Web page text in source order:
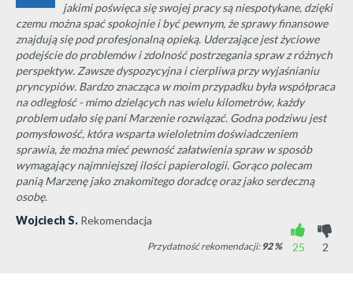
jakimi poświęca się swojej pracy są niespotykane, dzięki
czemu można spać spokojnie i być pewnym, że sprawy finansowe
znajdują się pod profesjonalną opieką. Uderzające jest życiowe
podejście do problemów i zdolność postrzegania spraw z różnych
perspektyw. Zawsze dyspozycyjna i cierpliwa przy wyjaśnianiu
pryncypiów. Bardzo znacząca w moim przypadku była współpraca
na odległość - mimo dzielących nas wielu kilometrów, każdy
problem udało się pani Marzenie rozwiązać. Godna podziwu jest
pomysłowość, która wsparta wieloletnim doświadczeniem
sprawia, że można mieć pewność załatwienia spraw w sposób
wymagający najmniejszej ilości papierologii. Gorąco polecam
panią Marzenę jako znakomitego doradcę oraz jako serdeczną
osobę.
Wojciech S. Rekomendacja
25
2
Przydatność rekomendacji:92%